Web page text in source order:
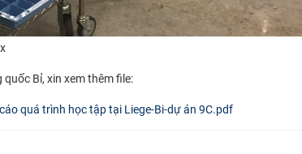
Bỉ, xin xem thêm file:
quá trình học tập tại Liege-Bi-dự án 9C.pdf